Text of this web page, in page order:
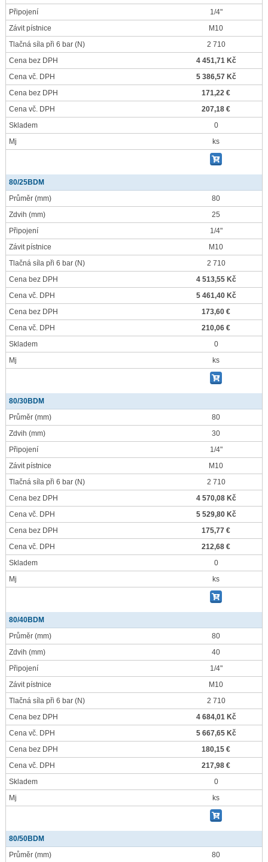
Připojení
1/4"
Závit pístnice
M10
Tlačná síla při 6 bar (N)
2 710
Cena bez DPH
4 451,71 Kč
Cena vč. DPH
5 386,57 Kč
Cena bez DPH
171,22 €
Cena vč. DPH
207,18 €
Skladem
0
Mj
ks
80/25BDM
Průměr (mm)
80
Zdvih (mm)
25
Připojení
1/4"
Závit pístnice
M10
Tlačná síla při 6 bar (N)
2 710
Cena bez DPH
4 513,55 Kč
Cena vč. DPH
5 461,40 Kč
Cena bez DPH
173,60 €
Cena vč. DPH
210,06 €
Skladem
0
Mj
ks
80/30BDM
Průměr (mm)
80
Zdvih (mm)
30
Připojení
1/4"
Závit pístnice
M10
Tlačná síla při 6 bar (N)
2 710
Cena bez DPH
4 570,08 Kč
Cena vč. DPH
5 529,80 Kč
Cena bez DPH
175,77 €
Cena vč. DPH
212,68 €
Skladem
0
Mj
ks
80/40BDM
Průměr (mm)
80
Zdvih (mm)
40
Připojení
1/4"
Závit pístnice
M10
Tlačná síla při 6 bar (N)
2 710
Cena bez DPH
4 684,01 Kč
Cena vč. DPH
5 667,65 Kč
Cena bez DPH
180,15 €
Cena vč. DPH
217,98 €
Skladem
0
Mj
ks
80/50BDM
Průměr (mm) 80